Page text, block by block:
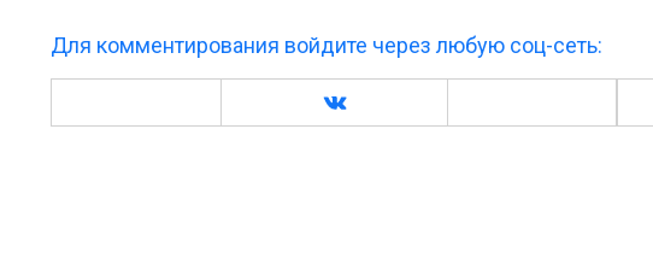
Для комментирования войдите через любую соц-сеть: